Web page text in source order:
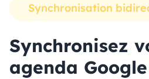
Synchronisation
Synchronisez
agenda